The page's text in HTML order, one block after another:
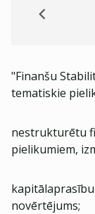
"Finanšu
tematiskie
nestrukturētu
pielikumiem,
novērtējums;